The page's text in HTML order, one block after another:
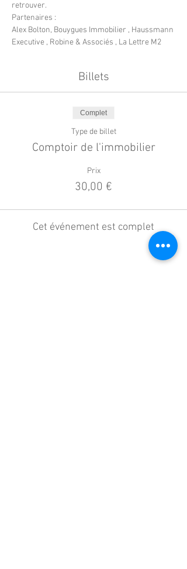
retrouver.
Partenaires :
Alex Bolton, Bouygues Immobilier , Haussmann
Executive , Robine & Associés , La Lettre M2
Billets
Complet
Type de billet
Comptoir de l'immobilier
Prix
30,00 €
Cet événement est complet